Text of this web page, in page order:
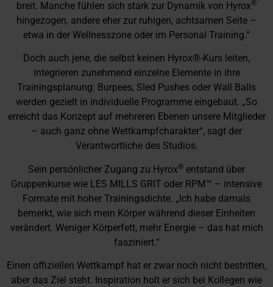
breit. Manche fühlen sich stark zur Dynamik von Hyrox®
hingezogen, andere eher zur ruhigen, achtsamen Seite –
etwa in der Wellnesszone oder im Personal Training.“
Doch auch jene, die selbst keinen Hyrox®-Kurs leiten,
integrieren zunehmend einzelne Elemente in ihre
Trainingsplanung: Burpees, Sled Pushes oder Wall Balls
werden gezielt in individuelle Programme eingebaut. „So
erreicht das Konzept auf mehreren Ebenen unsere Mitglieder
– auch ganz ohne Wettkampfcharakter“, sagt der
Verantwortliche des Studios.
Sein persönlicher Zugang zu Hyrox® entstand über
Gruppenkurse wie LES MILLS GRIT oder RPM™ – intensive
Formate mit hoher Trainingsdichte. „Ich habe damals
bemerkt, wie sich mein Körper während dieser Einheiten
verändert. Weniger Körperfett, mehr Energie – das hat mich
fasziniert.“
Einen offiziellen Wettkampf hat er zwar noch nicht bestritten,
aber das Ziel steht. Inspiration holt er sich bei Kollegen wie